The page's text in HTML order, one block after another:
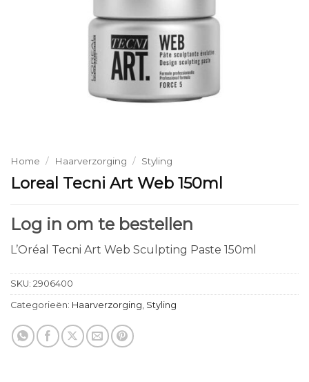
Home / Haarverzorging / Styling
Loreal Tecni Art Web 150ml
Log in om te bestellen
L’Oréal Tecni Art Web Sculpting Paste 150ml
SKU: 2906400
Categorieën: Haarverzorging, Styling